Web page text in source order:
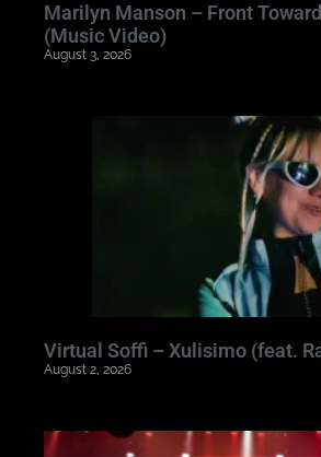
Marilyn Manson – Front
(Music Video)
August 3, 2026
Virtual Soffi – Xulisimo (feat.
August 2, 2026